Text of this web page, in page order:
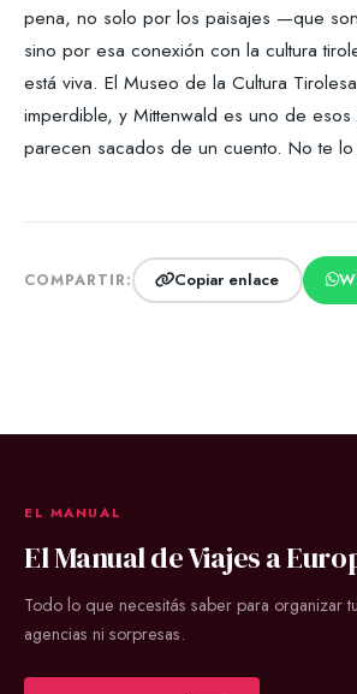
pena, no solo por los paisajes —que
sino por esa conexión con la cultura
está viva. El Museo de la Cultura
imperdible, y Mittenwald es uno de
parecen sacados de un cuento. No te
COMPARTIR: Copiar enlace
EL MANUAL
El Manual de Viajes a
Todo lo que necesitás saber para organizar
agencias ni sorpresas.